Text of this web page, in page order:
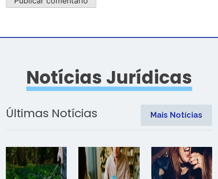
Notícias Jurídicas
Últimas Notícias Mais Notícias